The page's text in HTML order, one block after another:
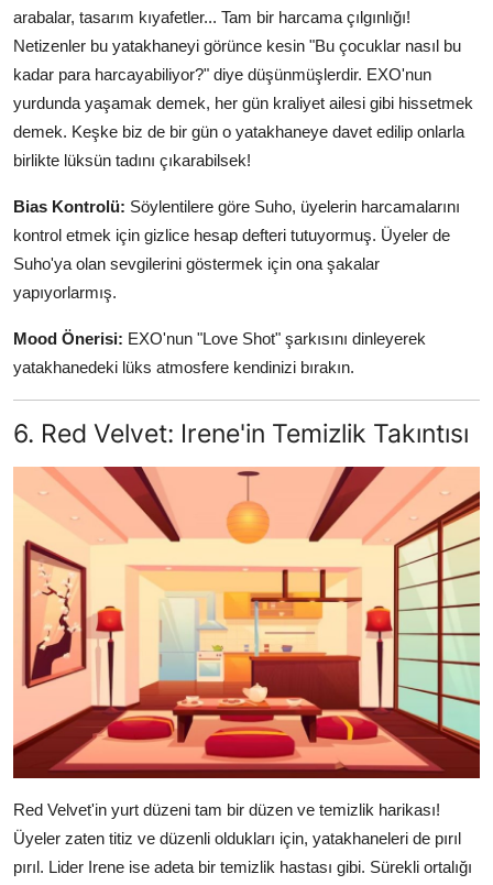
arabalar, tasarım kıyafetler... Tam bir harcama çılgınlığı!
Netizenler bu yatakhaneyi görünce kesin "Bu çocuklar nasıl bu
kadar para harcayabiliyor?" diye düşünmüşlerdir. EXO'nun
yurdunda yaşamak demek, her gün kraliyet ailesi gibi hissetmek
demek. Keşke biz de bir gün o yatakhaneye davet edilip onlarla
birlikte lüksün tadını çıkarabilsek!
Bias Kontrolü: Söylentilere göre Suho, üyelerin harcamalarını
kontrol etmek için gizlice hesap defteri tutuyormuş. Üyeler de
Suho'ya olan sevgilerini göstermek için ona şakalar
yapıyorlarmış.
Mood Önerisi: EXO'nun "Love Shot" şarkısını dinleyerek
yatakhanedeki lüks atmosfere kendinizi bırakın.
6. Red Velvet: Irene'in Temizlik Takıntısı
Red Velvet'in yurt düzeni tam bir düzen ve temizlik harikası!
Üyeler zaten titiz ve düzenli oldukları için, yatakhaneleri de pırıl
pırıl. Lider Irene ise adeta bir temizlik hastası gibi. Sürekli ortalığı